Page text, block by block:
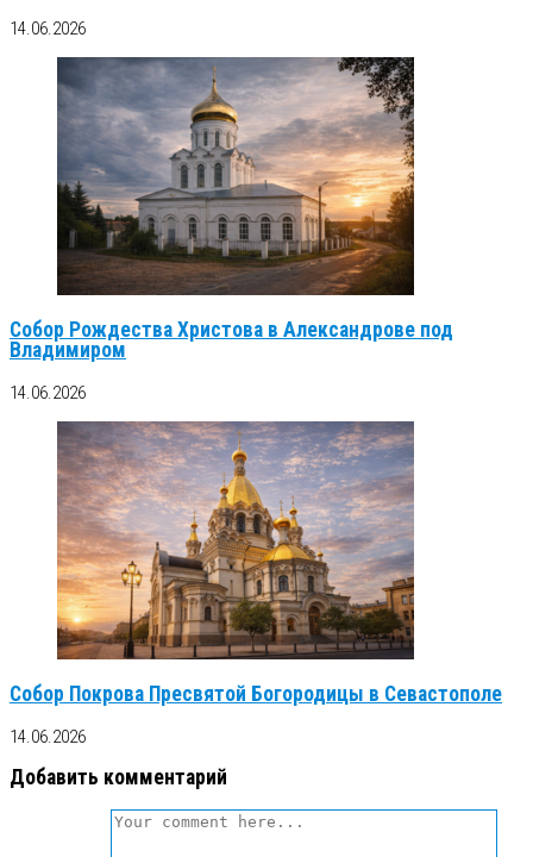
14.06.2026
Собор Рождества Христова в Александрове под
Владимиром
14.06.2026
Собор Покрова Пресвятой Богородицы в Севастополе
14.06.2026
Добавить комментарий